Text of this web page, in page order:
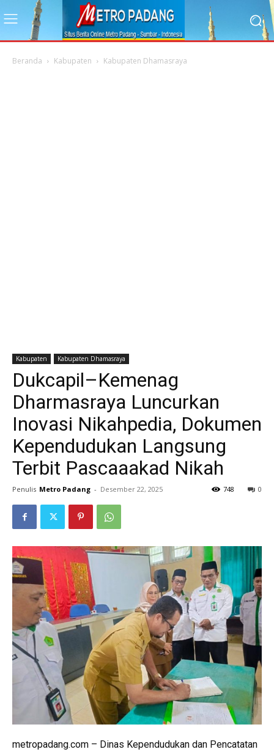
Beranda Kabupaten Kabupaten Dhamasraya
Kabupaten Kabupaten Dhamasraya
Dukcapil–Kemenag
Dharmasraya Luncurkan
Inovasi Nikahpedia, Dokumen
Kependudukan Langsung
Terbit Pascaaakad Nikah
Penulis Metro Padang - Desember 22, 2025 0
748
metropadang.com – Dinas Kependudukan dan Pencatatan